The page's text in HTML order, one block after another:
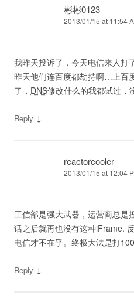
彬彬0123
2013/01/15 at 11:54
我昨天投诉了，今天电信来人打
昨天他们连百度都劫持啊…上百
了， DNS修改什么的我都试过
Reply ↓
reactorcooler
2013/01/15 at 12:04
工信部是强大武器，运营商总是
话之后就再也没有这种iFrame.
电信才不在乎。终极大法是打
Reply ↓